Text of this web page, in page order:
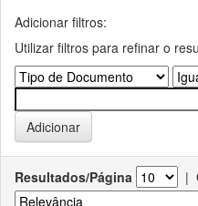
Adicionar filtros:
Utilizar filtros para refinar o
Resultados/Página |